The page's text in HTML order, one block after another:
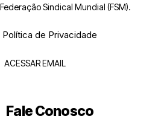
Federação Sindical Mundial (FSM).
Política de Privacidade
ACESSAR EMAIL
Fale Conosco